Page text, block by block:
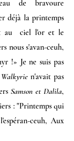
de bravoure
déjà la printemps
au ciel l'or et le
nous s'avan-ceuh,
!» Je ne suis pas
n'avait pas
Samson et Dalila,
: "Printemps qui
ceuh, Aux